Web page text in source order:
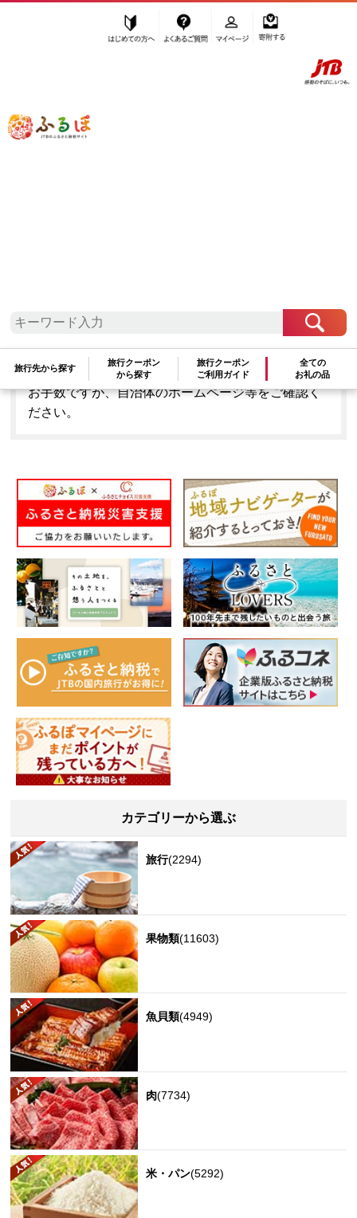
ふるぽ JTBのふるさと納税サイト
旅行先から探す
旅行クーポン
から探す
旅行クーポン
ご利用ガイド
全ての
お礼の品
「宮城県岩沼市」はふるぽからお申込みをすること
はできません。
お手数ですが、自治体のホームページ等をご確認く
ださい。
カテゴリーから選ぶ
旅行(2294)
果物類(11603)
魚貝類(4949)
肉(7734)
米・パン(5292)